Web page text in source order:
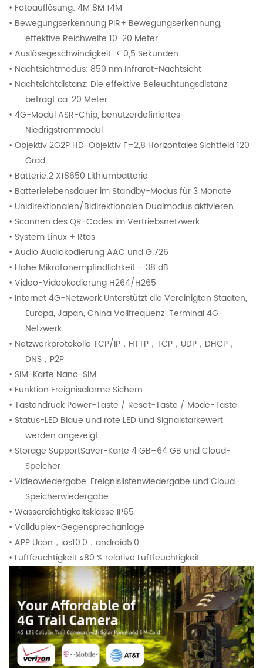
• Fotoauflösung: 4M 8M 14M
• Bewegungserkennung PIR+ Bewegungserkennung,
effektive Reichweite 10-20 Meter
• Auslösegeschwindigkeit: < 0,5 Sekunden
• Nachtsichtmodus: 850 nm Infrarot-Nachtsicht
• Nachtsichtdistanz: Die effektive Beleuchtungsdistanz
beträgt ca. 20 Meter
• 4G-Modul ASR-Chip, benutzerdefiniertes
Niedrigstrommodul
• Objektiv 2G2P HD-Objektiv F=2,8 Horizontales Sichtfeld 120
Grad
• Batterie:2 X18650 Lithiumbatterie
• Batterielebensdauer im Standby-Modus für 3 Monate
• Unidirektionalen/Bidirektionalen Dualmodus aktivieren
• Scannen des QR-Codes im Vertriebsnetzwerk
• System Linux + Rtos
• Audio Audiokodierung AAC und G.726
• Hohe Mikrofonempfindlichkeit – 38 dB
• Video-Videokodierung H264/H265
• Internet 4G-Netzwerk Unterstützt die Vereinigten Staaten,
Europa, Japan, China Vollfrequenz-Terminal 4G-
Netzwerk
• Netzwerkprotokolle TCP/IP ， HTTP ， TCP ， UDP ， DHCP ，
DNS ， P2P
• SIM-Karte Nano-SIM
• Funktion Ereignisalarme Sichern
• Tastendruck Power-Taste / Reset-Taste / Mode-Taste
• Status-LED Blaue und rote LED und Signalstärkewert
werden angezeigt
• Storage SupportSaver-Karte 4 GB–64 GB und Cloud-
Speicher
• Videowiedergabe, Ereignislistenwiedergabe und Cloud-
Speicherwiedergabe
• Wasserdichtigkeitsklasse IP65
• Vollduplex-Gegensprechanlage
• APP Ucon ， ios10.0 ， android5.0
• Luftfeuchtigkeit ≤80 % relative Luftfeuchtigkeit